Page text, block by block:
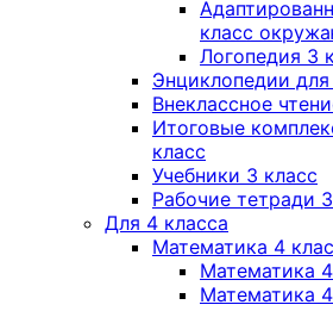
класс
Логопедия 3
Энциклопедии для
Внеклассное
Итоговые
класс
Учебники 3 класс
Рабочие тетради
Для 4 класса
Математика 4
Математика
Математика